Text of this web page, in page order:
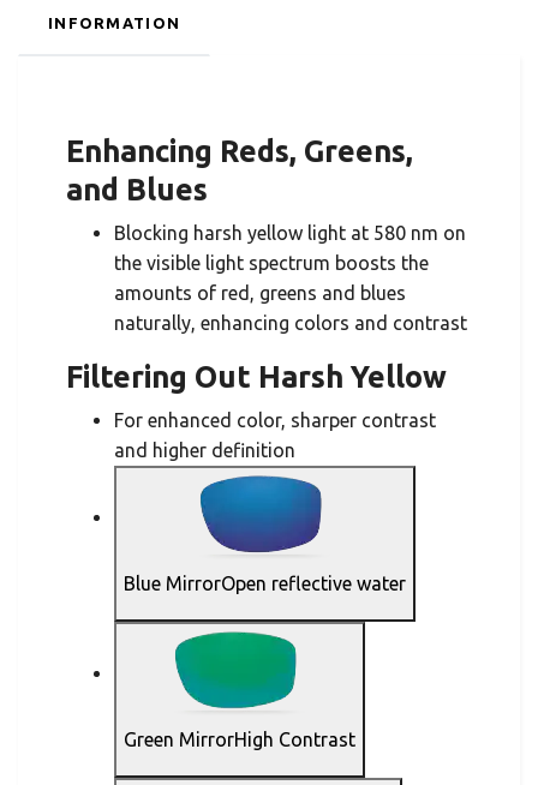
INFORMATION
Enhancing Reds, Greens,
and Blues
Blocking harsh yellow light at 580 nm on
the visible light spectrum boosts the
amounts of red, greens and blues
naturally, enhancing colors and contrast
Filtering Out Harsh Yellow
For enhanced color, sharper contrast
and higher definition
Blue MirrorOpen reflective water
Green MirrorHigh Contrast